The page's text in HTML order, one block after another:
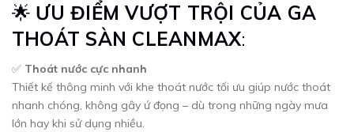
🌟 ƯU ĐIỂM VƯỢT TRỘI CỦA GA
THOÁT SÀN CLEANMAX:
✅ Thoát nước cực nhanh
Thiết kế thông minh với khe thoát nước tối ưu giúp nước thoát
nhanh chóng, không gây ứ đọng – dù trong những ngày mưa
lớn hay khi sử dụng nhiều.